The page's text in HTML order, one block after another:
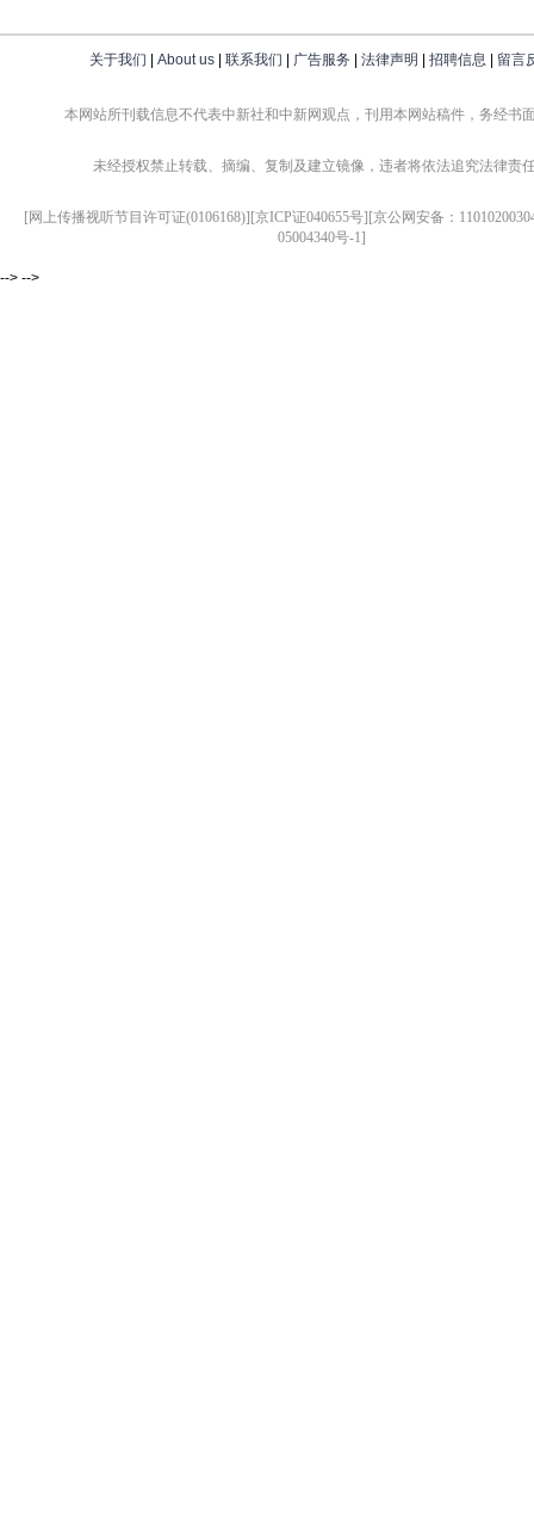
关于我们 About us 联系我们 广告服务 法律声明 招聘信息 留言
本网站所刊载信息不代表中新社和中新网观点，刊用本网站稿件，务经书
未经授权禁止转载、摘编、复制及建立镜像，违者将依法追究法律责
[网上传播视听节目许可证(0106168)][京ICP证040655号][京公网安备：
05004340号-1]
--> -->